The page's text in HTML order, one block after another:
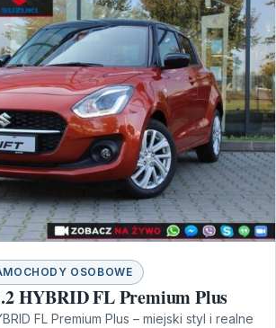
OSOBOWE
HYBRID FL Premium Plus
FL Premium Plus – miejski styl i realne